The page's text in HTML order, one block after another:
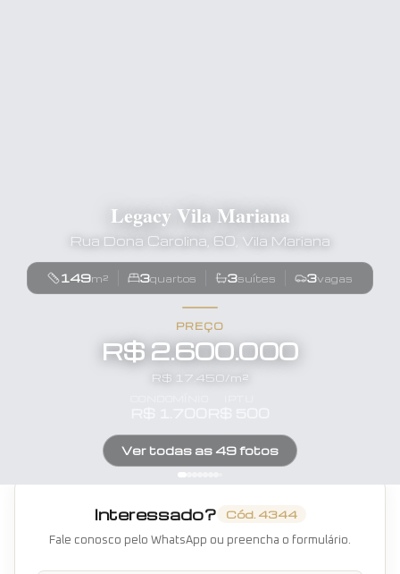
Legacy Vila Mariana
Rua Dona Carolina, 60, Vila Mariana
149m² 3quartos 3suítes 3vagas
PREÇO
R$ 2.600.000
R$ 17.450 /m²
Ver todas as 49fotos
Interessado? Cód. 4344
Fale conosco pelo WhatsApp ou preencha o formulário.